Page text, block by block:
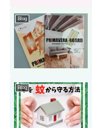
Blog
Blog